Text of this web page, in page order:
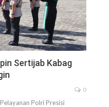
Sertijab Kabag
0
Polri Presisi